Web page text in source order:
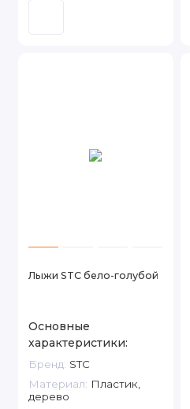
Лыжи STC бело-голубой
Основные
характеристики:
Бренд: STC
Материал: Пластик,
дерево